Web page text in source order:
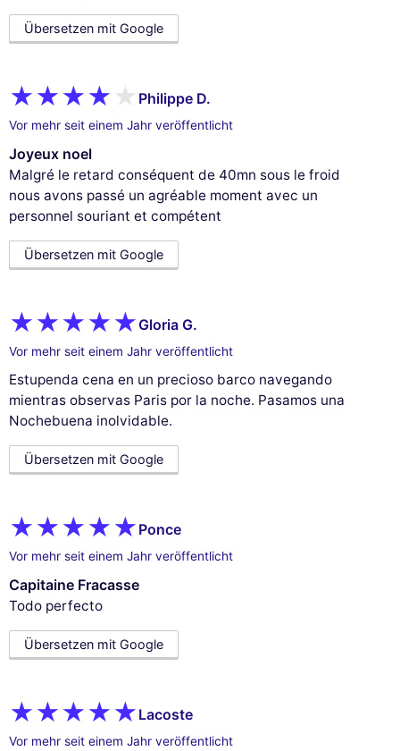
Übersetzen mit Google
Philippe D.
Vor mehr seit einem Jahr veröffentlicht
Joyeux noel
Malgré le retard conséquent de 40mn sous le froid
nous avons passé un agréable moment avec un
personnel souriant et compétent
Übersetzen mit Google
Gloria G.
Vor mehr seit einem Jahr veröffentlicht
Estupenda cena en un precioso barco navegando
mientras observas Paris por la noche. Pasamos una
Nochebuena inolvidable.
Übersetzen mit Google
Ponce
Vor mehr seit einem Jahr veröffentlicht
Capitaine Fracasse
Todo perfecto
Übersetzen mit Google
Lacoste
Vor mehr seit einem Jahr veröffentlicht